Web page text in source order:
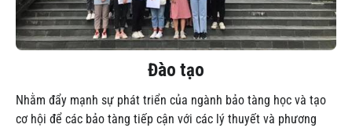
Đào tạo
Nhằm đẩy mạnh sự phát triển của ngành bảo tàng học và tạo
cơ hội để các bảo tàng tiếp cận với các lý thuyết và phương